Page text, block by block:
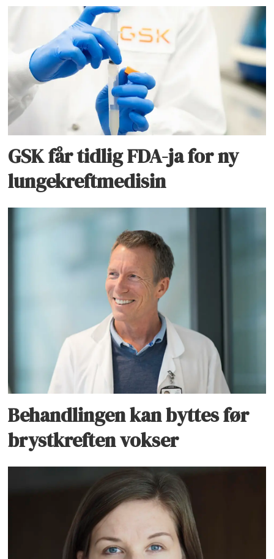
GSK får tidlig FDA-ja for ny
lungekreftmedisin
Behandlingen kan byttes før
brystkreften vokser